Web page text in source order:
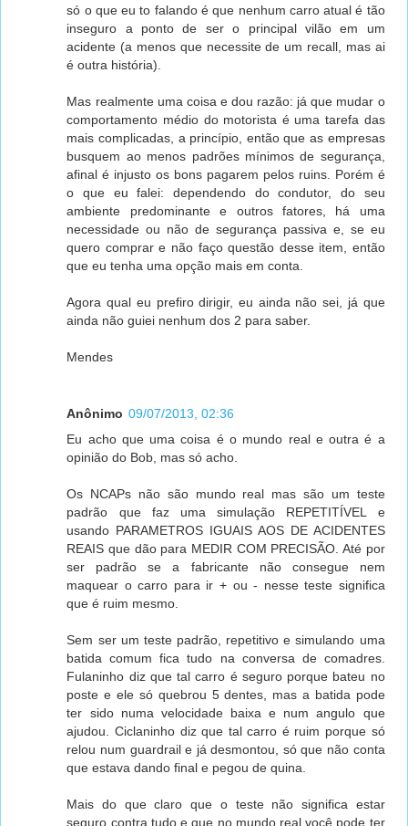
só o que eu to falando é que nenhum carro atual é tão
inseguro a ponto de ser o principal vilão em um
acidente (a menos que necessite de um recall, mas ai
é outra história).
Mas realmente uma coisa e dou razão: já que mudar o
comportamento médio do motorista é uma tarefa das
mais complicadas, a princípio, então que as empresas
busquem ao menos padrões mínimos de segurança,
afinal é injusto os bons pagarem pelos ruins. Porém é
o que eu falei: dependendo do condutor, do seu
ambiente predominante e outros fatores, há uma
necessidade ou não de segurança passiva e, se eu
quero comprar e não faço questão desse item, então
que eu tenha uma opção mais em conta.
Agora qual eu prefiro dirigir, eu ainda não sei, já que
ainda não guiei nenhum dos 2 para saber.
Mendes
Anônimo 09/07/2013, 02:36
Eu acho que uma coisa é o mundo real e outra é a
opinião do Bob, mas só acho.
Os NCAPs não são mundo real mas são um teste
padrão que faz uma simulação REPETITÍVEL e
usando PARAMETROS IGUAIS AOS DE ACIDENTES
REAIS que dão para MEDIR COM PRECISÃO. Até por
ser padrão se a fabricante não consegue nem
maquear o carro para ir + ou - nesse teste significa
que é ruim mesmo.
Sem ser um teste padrão, repetitivo e simulando uma
batida comum fica tudo na conversa de comadres.
Fulaninho diz que tal carro é seguro porque bateu no
poste e ele só quebrou 5 dentes, mas a batida pode
ter sido numa velocidade baixa e num angulo que
ajudou. Ciclaninho diz que tal carro é ruim porque só
relou num guardrail e já desmontou, só que não conta
que estava dando final e pegou de quina.
Mais do que claro que o teste não significa estar
seguro contra tudo e que no mundo real você pode ter